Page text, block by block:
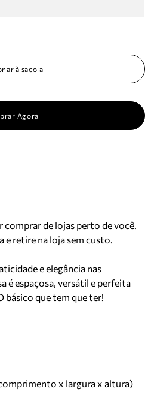
à sacola
Agora
comprar de lojas perto de você.
e retire na loja sem custo.
e elegância nas
é espaçosa, versátil e perfeita
básico que tem que ter!
x largura x altura)